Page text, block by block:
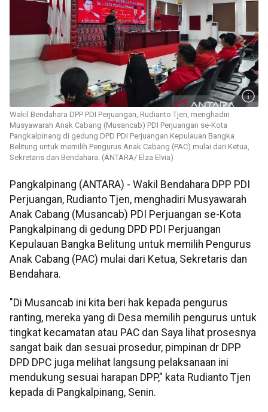
Wakil Bendahara DPP PDI Perjuangan, Rudianto Tjen, menghadiri
Musyawarah Anak Cabang (Musancab) PDI Perjuangan se-Kota
Pangkalpinang di gedung DPD PDI Perjuangan Kepulauan Bangka
Belitung untuk memilih Pengurus Anak Cabang (PAC) mulai dari Ketua,
Sekretaris dan Bendahara. (ANTARA/ Elza Elvia)
Pangkalpinang (ANTARA) - Wakil Bendahara DPP PDI
Perjuangan, Rudianto Tjen, menghadiri Musyawarah
Anak Cabang (Musancab) PDI Perjuangan se-Kota
Pangkalpinang di gedung DPD PDI Perjuangan
Kepulauan Bangka Belitung untuk memilih Pengurus
Anak Cabang (PAC) mulai dari Ketua, Sekretaris dan
Bendahara.
"Di Musancab ini kita beri hak kepada pengurus
ranting, mereka yang di Desa memilih pengurus untuk
tingkat kecamatan atau PAC dan Saya lihat prosesnya
sangat baik dan sesuai prosedur, pimpinan dr DPP
DPD DPC juga melihat langsung pelaksanaan ini
mendukung sesuai harapan DPP," kata Rudianto Tjen
kepada di Pangkalpinang, Senin.